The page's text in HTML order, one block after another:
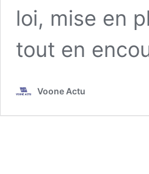
loi, mise en
tout en
Voone Actu